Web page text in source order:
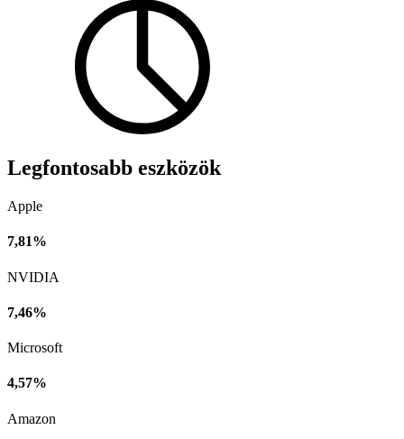
Legfontosabb eszközök
Apple
7,81%
NVIDIA
7,46%
Microsoft
4,57%
Amazon